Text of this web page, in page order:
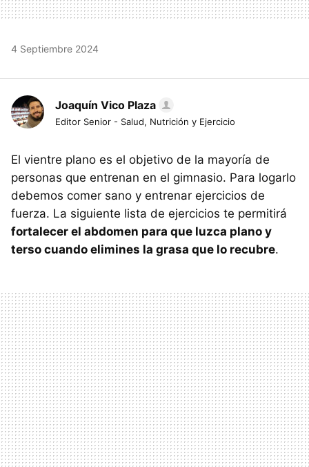
4 Septiembre 2024
Joaquín Vico Plaza
Editor Senior - Salud, Nutrición y Ejercicio
El vientre plano es el objetivo de la mayoría de
personas que entrenan en el gimnasio. Para logarlo
debemos comer sano y entrenar ejercicios de
fuerza. La siguiente lista de ejercicios te permitirá
fortalecer el abdomen para que luzca plano y
terso cuando elimines la grasa que lo recubre.